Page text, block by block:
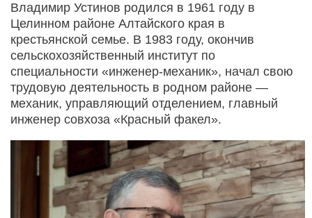
Владимир Устинов родился в 1961 году в
Целинном районе Алтайского края в
крестьянской семье. В 1983 году, окончив
сельскохозяйственный институт по
специальности «инженер-механик», начал свою
трудовую деятельность в родном районе —
механик, управляющий отделением, главный
инженер совхоза «Красный факел».